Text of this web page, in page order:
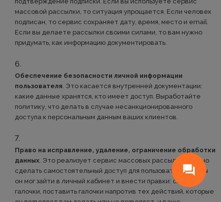
массовой рассылки, то ситуация упрощается. Если человек
подписан, то сервис сохраняет дату, время, место и email.
Если вы делаете рассылки своими силами, то вам нужно
придумать, как информацию документировать.
Обеспечение безопасности личной информации
пользователя. Это касается внутренней документации:
какие данные хранятся, кто имеет доступ. Выработайте
политику, что делать в случае несанкционированного
доступа к персональным данным ваших клиентов.
Право на исправление, удаление, ограничение обработки
данных. Это реализует сервис массовых рассылок. Можно
сделать самостоятельный доступ для пользователя, чтобы
он мог зайти в личный кабинет и внести правки: снять
галочки, поставить галочки напротив тех действий, которые